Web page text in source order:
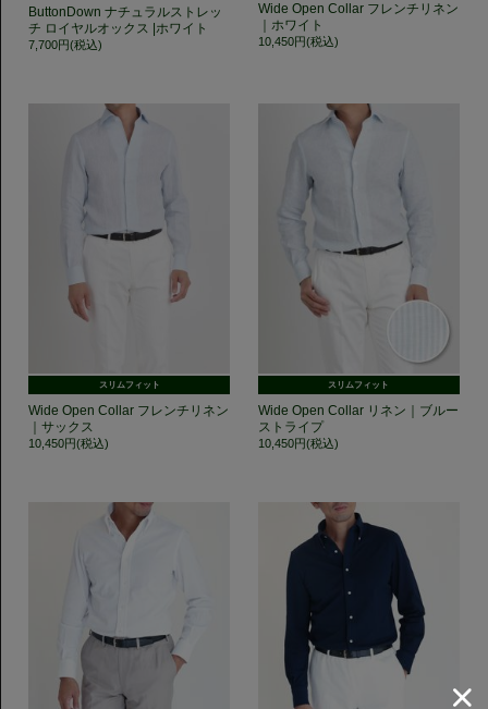
ButtonDown ナチュラルストレッ
チ ロイヤルオックス |ホワイト
7,700円(税込)
Wide Open Collar フレンチリネン
｜ホワイト
10,450円(税込)
スリムフィット
Wide Open Collar フレンチリネン
｜サックス
10,450円(税込)
スリムフィット
Wide Open Collar リネン｜ブルー
ストライプ
10,450円(税込)